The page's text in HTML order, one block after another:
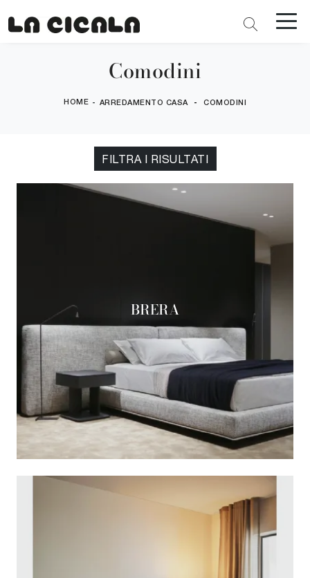
Comodini
HOME - ARREDAMENTO CASA - COMODINI
FILTRA I RISULTATI
BRERA